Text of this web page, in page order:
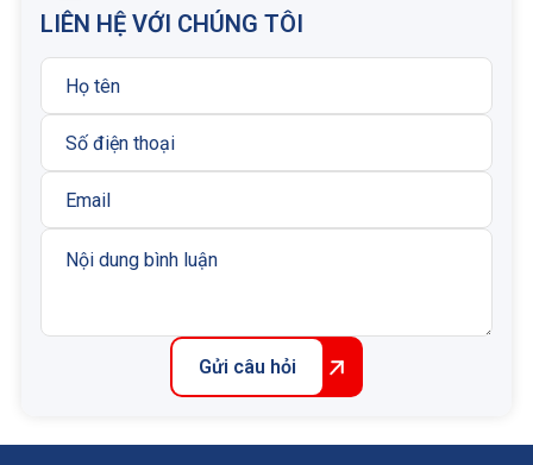
LIÊN HỆ VỚI CHÚNG TÔI
Gửi câu hỏi